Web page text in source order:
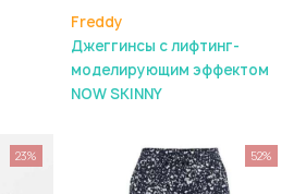
Freddy
Джеггинсы с лифтинг-
моделирующим эффектом
NOW SKINNY
23% 52%